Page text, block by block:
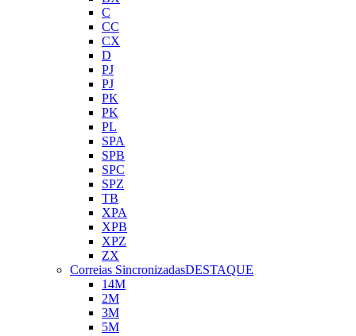
C
CC
CX
D
PJ
PJ
PK
PK
PL
SPA
SPB
SPC
SPZ
TB
XPA
XPB
XPZ
ZX
Correias SincronizadasDESTAQUE
14M
2M
3M
5M